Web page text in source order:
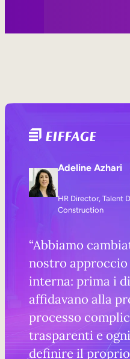
Adeline Azhari
HR Director, Talent
Construction
“Abbiamo
nostro
interna: prima i
affidavano alla
processo
trasparenti e
definire il proprio